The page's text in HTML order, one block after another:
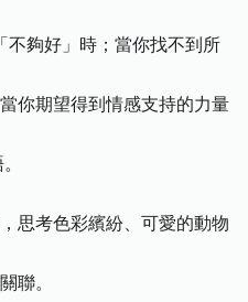
不夠好」時；當你找不到所
你期望得到情感支持的力量
思考色彩繽紛、可愛的動物
聯。